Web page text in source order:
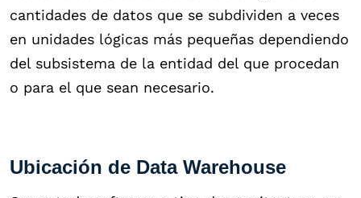
cantidades de datos que se subdividen a veces
en unidades lógicas más pequeñas dependiendo
del subsistema de la entidad del que procedan
o para el que sean necesario.
Ubicación de Data Warehouse